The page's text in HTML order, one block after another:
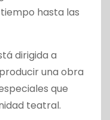
hasta las
dirigida a
una obra
que
teatral.